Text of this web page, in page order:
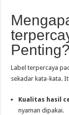
Penting?
Label terpercaya
sekadar kata-kata.
Kualitas hasil
nyaman dipakai.